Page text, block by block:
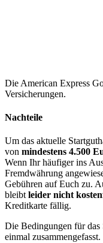
Die American Express
Versicherungen.
Nachteile
Um das aktuelle
von mindestens 4.500
Wenn Ihr häufiger ins
Fremdwährung
Gebühren auf Euch zu.
bleibtleider nicht
Kreditkarte fällig.
Die Bedingungen für das
einmal zusammengefasst.